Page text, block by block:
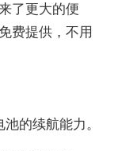
了更大的便
费提供，不用
的续航能力。